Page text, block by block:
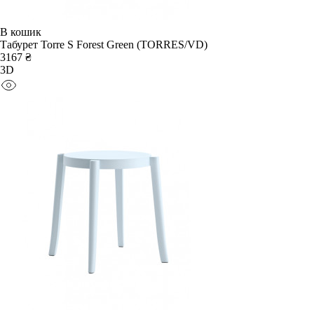
В кошик
Табурет Torre S Forest Green (TORRES/VD)
3167 ₴
3D